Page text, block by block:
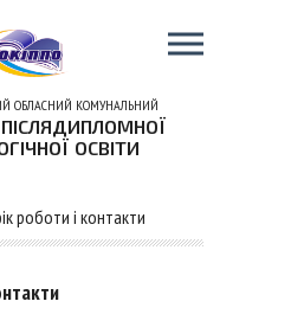
ОБЛАСНИЙ КОМУНАЛЬНИЙ
ПІСЛЯДИПЛОМНОЇ
ОСВІТИ
роботи і контакти